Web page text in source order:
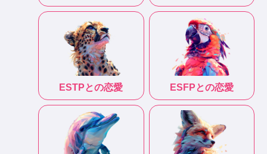
ESTPとの恋愛 ESFPとの恋愛